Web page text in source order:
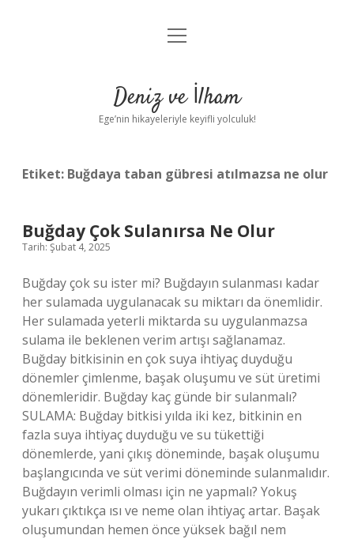
Anasayfa
Yasal Uyarı
menüyü
Deniz ve İlham
Ege’nin hikayeleriyle keyifli yolculuk!
Etiket: Buğdaya taban gübresi atılmazsa ne olur
Buğday Çok Sulanırsa Ne Olur
Tarih: Şubat 4, 2025
Buğday çok su ister mi? Buğdayın sulanması kadar
her sulamada uygulanacak su miktarı da önemlidir.
Her sulamada yeterli miktarda su uygulanmazsa
sulama ile beklenen verim artışı sağlanamaz.
Buğday bitkisinin en çok suya ihtiyaç duyduğu
dönemler çimlenme, başak oluşumu ve süt üretimi
dönemleridir. Buğday kaç günde bir sulanmalı?
SULAMA: Buğday bitkisi yılda iki kez, bitkinin en
fazla suya ihtiyaç duyduğu ve su tükettiği
dönemlerde, yani çıkış döneminde, başak oluşumu
başlangıcında ve süt verimi döneminde sulanmalıdır.
Buğdayın verimli olması için ne yapmalı? Yokuş
yukarı çıktıkça ısı ve neme olan ihtiyaç artar. Başak
oluşumundan hemen önce yüksek bağıl nem